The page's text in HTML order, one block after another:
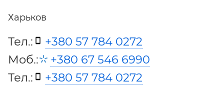
Харьков
Тел.:
+380 57 784 0272
Моб.:
+380 67 546 6990
Тел.:
+380 57 784 0272